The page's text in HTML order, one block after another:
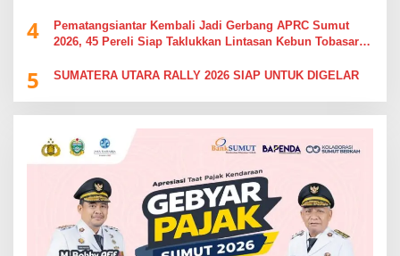
4
Pematangsiantar Kembali Jadi Gerbang APRC Sumut
2026, 45 Pereli Siap Taklukkan Lintasan Kebun Tobasari
5 SUMATERA UTARA RALLY 2026 SIAP UNTUK DIGELAR